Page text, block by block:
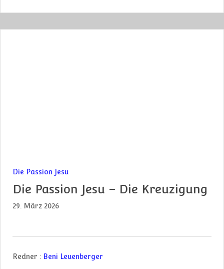
Die Passion Jesu
Die Passion Jesu – Die Kreuzigung
29. März 2026
Redner : Beni Leuenberger